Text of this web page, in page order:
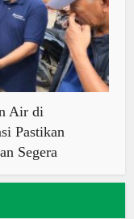
Air di
Pastikan
Segera